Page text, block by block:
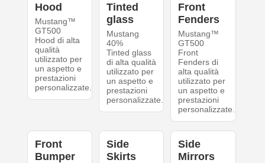
Hood
Mustang™
GT500
Hood di alta
qualità
utilizzato per
un aspetto e
prestazioni
personalizzate.
Tinted
glass
Mustang
40%
Tinted glass
di alta qualità
utilizzato per
un aspetto e
prestazioni
personalizzate.
Front
Fenders
Mustang™
GT500
Front
Fenders di
alta qualità
utilizzato per
un aspetto e
prestazioni
personalizzate.
Front
Bumper
Side
Skirts
Side
Mirrors